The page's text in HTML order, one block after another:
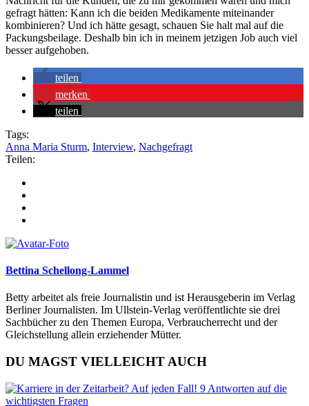
gefragt hätten: Kann ich die beiden Medikamente miteinander
kombinieren? Und ich hätte gesagt, schauen Sie halt mal auf die
Packungsbeilage. Deshalb bin ich in meinem jetzigen Job auch viel
besser aufgehoben.
teilen
merken
teilen
Tags:
Anna Maria Sturm, Interview, Nachgefragt
Teilen:
Bettina Schellong-Lammel
Betty arbeitet als freie Journalistin und ist Herausgeberin im Verlag
Berliner Journalisten. Im Ullstein-Verlag veröffentlichte sie drei
Sachbücher zu den Themen Europa, Verbraucherrecht und der
Gleichstellung allein erziehender Mütter.
DU MAGST VIELLEICHT AUCH